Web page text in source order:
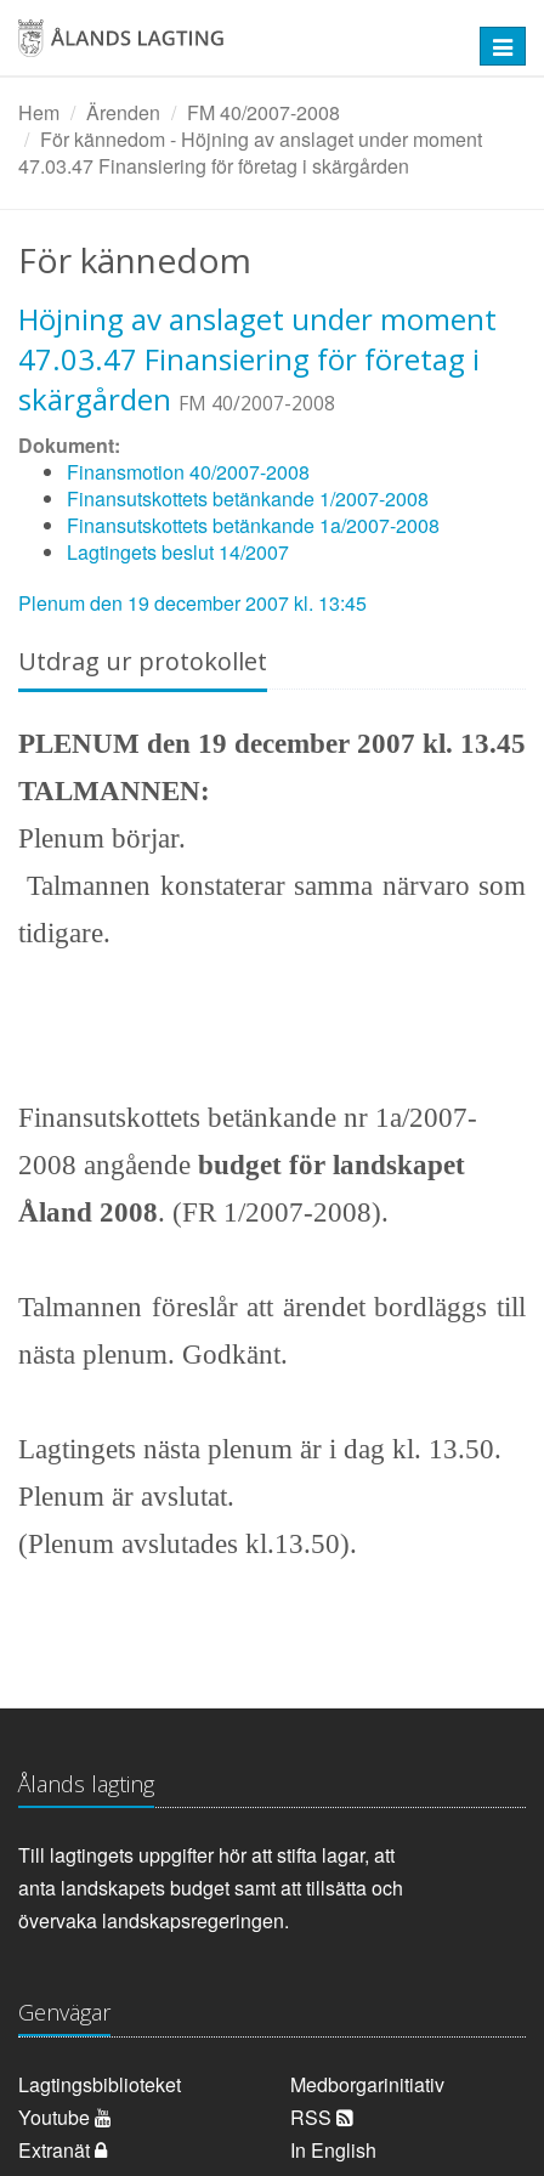
Hoppa
huvudinnehåll
Hem
Ärenden
FM 40/2007-2008
För kännedom - Höjning av anslaget under moment
47.03.47 Finansiering för företag i skärgården
För kännedom
Höjning av anslaget under moment
47.03.47 Finansiering för företag i
skärgården FM 40/2007-2008
Dokument:
Finansmotion 40/2007-2008
Finansutskottets betänkande 1/2007-2008
Finansutskottets betänkande 1a/2007-2008
Lagtingets beslut 14/2007
Plenum den 19 december 2007 kl. 13:45
Utdrag ur protokollet
PLENUM den 19 december 2007 kl. 13.45
TALMANNEN:
Plenum börjar.
Talmannen konstaterar samma närvaro som
tidigare.
Finansutskottets betänkande nr 1a/2007-
2008 angående budget för landskapet
Åland 2008. (FR 1/2007-2008).
Talmannen föreslår att ärendet bordläggs till
nästa plenum. Godkänt.
Lagtingets nästa plenum är i dag kl. 13.50.
Plenum är avslutat.
(Plenum avslutades kl.13.50).
Ålands lagting
Till lagtingets uppgifter hör att stifta lagar, att
anta landskapets budget samt att tillsätta och
övervaka landskapsregeringen.
Genvägar
Lagtingsbiblioteket
Medborgarinitiativ
Youtube
RSS
Extranät
In English